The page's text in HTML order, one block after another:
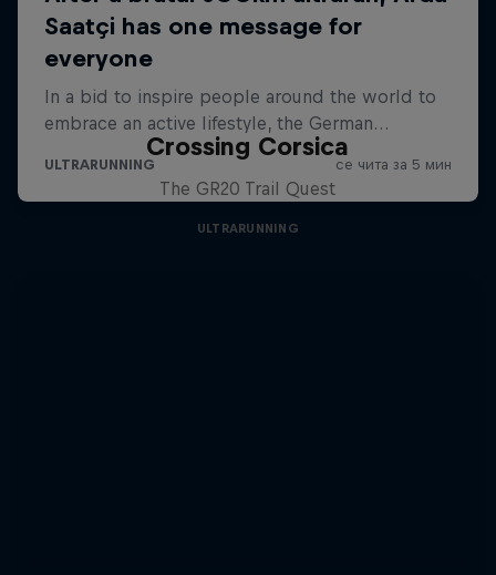
Crossing Corsica
The GR20 Trail Quest
ULTRARUNNING